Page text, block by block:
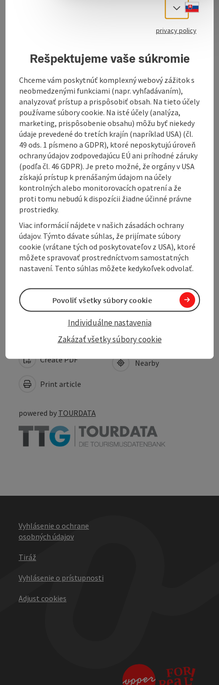
Contact
Opening hours
Kitchen
Equipment
Prices
Arrival
Suitability
Accessibility
Discover more
Create PDF
Print article
Nearby
powered by TOURDATA
Vyhlásenie o ochrane
osobných údajov
Tiráž
Vyhlásenie o prístupnosti
Adjust cookies
Select
privacy policy
Rešpektujeme vaše súkromie
Chceme vám poskytnúť komplexný webový zážitok s
neobmedzenými funkciami (napr. vyhľadávaním),
analyzovať prístup a prispôsobiť obsah. Na tieto účely
používame súbory cookie. Na isté účely (analýza,
marketing, prispôsobenie obsahu) môžu byť niekedy
údaje prevedené do tretích krajín (napríklad USA) (čl.
49 ods. 1 písmeno a GDPR), ktoré neposkytujú úroveň
ochrany údajov zodpovedajúcu EÚ ani príhodné záruky
(podľa čl. 46 GDPR). Je preto možné, že orgány v USA
získajú prístup k prenášaným údajom na účely
kontrolných alebo monitorovacích opatrení a že
proti tomu nebudú k dispozícii žiadne účinné právne
prostriedky.
Viac informácií nájdete v našich zásadách ochrany
údajov. Týmto dávate súhlas, že prijímate súbory
cookie (vrátane tých od poskytovateľov z USA), ktoré
môžete spravovať prostredníctvom samostatných
nastavení. Tento súhlas môžete kedykoľvek odvolať.
Zakázať všetky súbory cookie
Individuálne nastavenia
Povoliť všetky súbory cookie